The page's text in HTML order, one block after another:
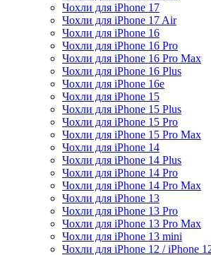
Чохли для iPhone 17
Чохли для iPhone 17 Air
Чохли для iPhone 16
Чохли для iPhone 16 Pro
Чохли для iPhone 16 Pro Max
Чохли для iPhone 16 Plus
Чохли для iPhone 16e
Чохли для iPhone 15
Чохли для iPhone 15 Plus
Чохли для iPhone 15 Pro
Чохли для iPhone 15 Pro Max
Чохли для iPhone 14
Чохли для iPhone 14 Plus
Чохли для iPhone 14 Pro
Чохли для iPhone 14 Pro Max
Чохли для iPhone 13
Чохли для iPhone 13 Pro
Чохли для iPhone 13 Pro Max
Чохли для iPhone 13 mini
Чохли для iPhone 12 / iPhone